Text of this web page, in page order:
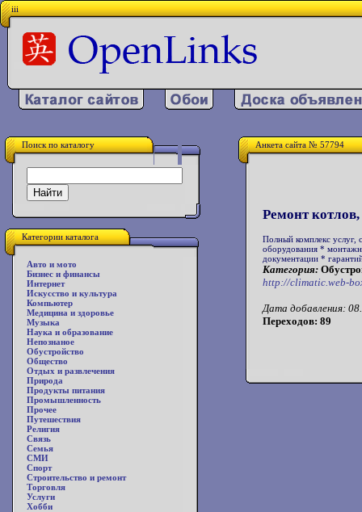
iii
Поиск по каталогу
Категории каталога
Авто и мото
Бизнес и финансы
Интернет
Искусство и культура
Компьютер
Медицина и здоровье
Музыка
Наука и образование
Непознаное
Обустройство
Общество
Отдых и развлечения
Природа
Продукты питания
Промышленность
Прочее
Путешествия
Религия
Связь
Семья
СМИ
Спорт
Строительство и ремонт
Торговля
Услуги
Хобби
Анкета сайта № 57794
Ремонт
Полный комплекс услуг,
оборудования *
документации *
Категория:
http://climatic.web-
Дата добавления:
Переходов: 89